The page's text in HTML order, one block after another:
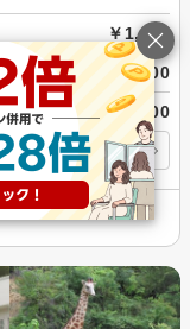
￥1,000
￥1,000
￥1,500